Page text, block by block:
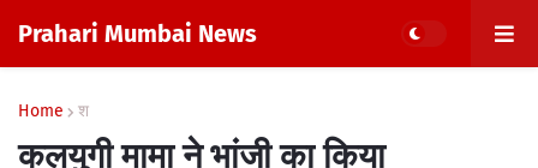
Prahari Mumbai News
Home श
कलयुगी मामा ने भांजी का किया